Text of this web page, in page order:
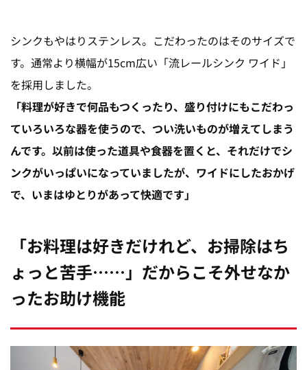
シンクもやはりステンレス。こだわったのはそのサイズで
す。通常より横幅が15cm広い「流レールシンク ワイド」
を採用しました。
「料理が好きで何品もつくったり、盛り付けにもこだわっ
ていろいろな器を使うので、つい洗いものが増えてしまう
んです。以前は使った道具や食器を置くと、それだけでシ
ンクがいっぱいになっていましたが、ワイドにしたおかげ
で、いまはゆとりがあって快適です」
「お料理は好きだけれど、お掃除はち
ょっと苦手……」だからこそ外せなか
ったお助け機能